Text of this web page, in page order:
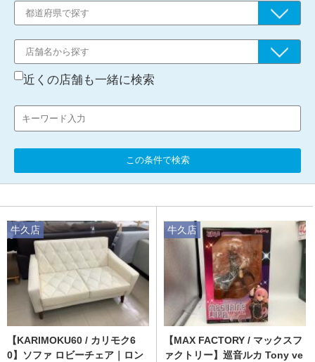
近くの店舗も一緒に検索
この条件で検索
【KARIMOKU60 / カリモク6
0】ソファ ロビーチェア｜ロン
牛久店
【MAX FACTORY / マックスフ
ァクトリー】巡音ルカ Tony ve
牛久店